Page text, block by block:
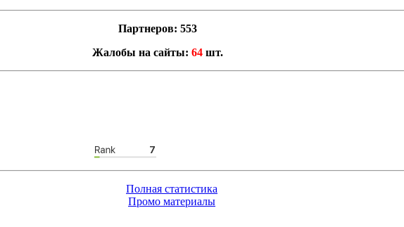
Партнеров: 553
Жалобы на сайты: 64 шт.
Полная статистика
Промо материалы